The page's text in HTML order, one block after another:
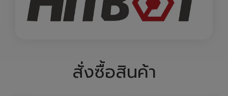
สั่งซื้อสินค้า